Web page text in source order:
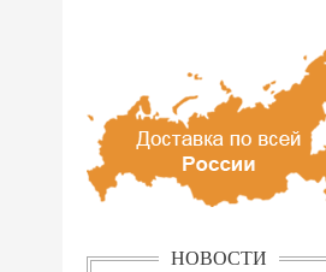
НОВОСТИ